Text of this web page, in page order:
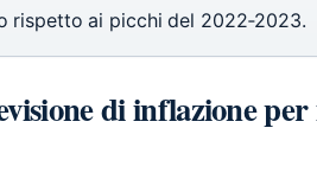
rispetto ai picchi del 2022‑2023.
di inflazione